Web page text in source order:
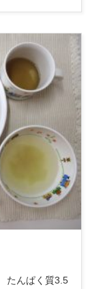
たんぱく質3.5